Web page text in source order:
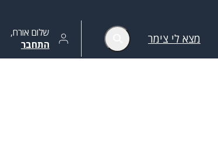
מצא לי צימר שלום אורח,
התחבר